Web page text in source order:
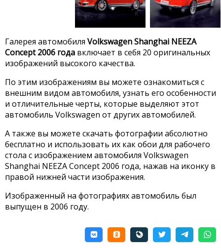
Галерея автомобиля Volkswagen Shanghai NEEZA
Concept 2006 года включает в себя 20 оригинальных
изображений высокого качества.
По этим изображениям вы можете ознакомиться с
внешним видом автомобиля, узнать его особенности
и отличительные черты, которые выделяют этот
автомобиль Volkswagen от других автомобилей.
А также вы можете скачать фотографии абсолютно
бесплатно и использовать их как обои для рабочего
стола с изображением автомобиля Volkswagen
Shanghai NEEZA Concept 2006 года, нажав на иконку в
правой нижней части изображения.
Изображенный на фотографиях автомобиль был
выпущен в 2006 году.